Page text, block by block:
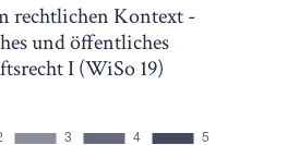
rechtlichen Kontext -
und öffentliches
I (WiSo 19)